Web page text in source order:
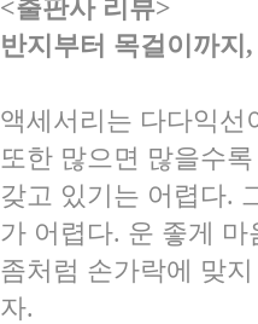
<출판사 리뷰>
반지부터 목걸이까
액세서리는 다다익선
또한 많으면 많을수
갖고 있기는 어렵다.
가 어렵다. 운 좋게
좀처럼 손가락에 맞
자.